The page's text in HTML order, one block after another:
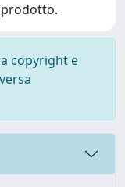
prodotto.
copyright e